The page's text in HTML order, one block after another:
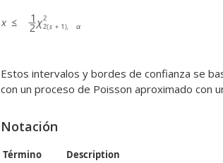
Estos intervalos y bordes de confianza se
con un proceso de Poisson aproximado con
Notación
Término Description